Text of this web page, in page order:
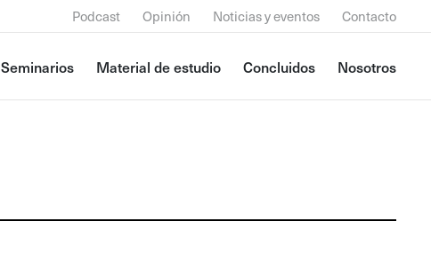
Podcast Opinión Noticias y eventos Contacto
Seminarios Material de estudio Concluidos Nosotros